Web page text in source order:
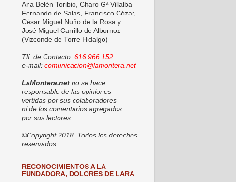
Ana Belén Toribio, Charo Gª Villalba,
Fernando de Salas, Francisco Cózar,
César Miguel Nuño de la Rosa y
José Miguel Carrillo de Albornoz
(Vizconde de Torre Hidalgo)
Tlf. de Contacto: 616 966 152
e-mail: comunicacion@lamontera.net
LaMontera.net no se hace
responsable de las opiniones
vertidas por sus colaboradores
ni de los comentarios agregados
por sus lectores.
©Copyright 2018. Todos los derechos
reservados.
RECONOCIMIENTOS A LA
FUNDADORA, DOLORES DE LARA